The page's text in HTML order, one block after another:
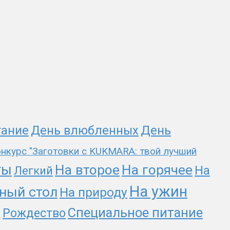
День влюбленных День
"Заготовки с KUKMARA: твой лучший
Легкий На второе На горячее На
стол На природу На ужин
Рождество Специальное питание